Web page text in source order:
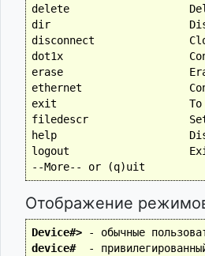
delete
dir
disconnect
dot1x
erase
ethernet
exit                     To
filedescr                Sets
help
logout                   Exit
Отображение
Device#>
device#